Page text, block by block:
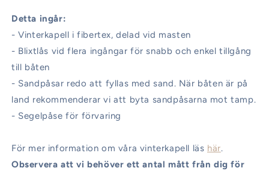
Detta ingår:
- Vinterkapell i fibertex, delad vid masten
- Blixtlås vid flera ingångar för snabb och enkel tillgång
till båten
- Sandpåsar redo att fyllas med sand. När båten är på
land rekommenderar vi att byta sandpåsarna mot tamp.
- Segelpåse för förvaring
För mer information om våra vinterkapell läs här.
Observera att vi behöver ett antal mått från dig för